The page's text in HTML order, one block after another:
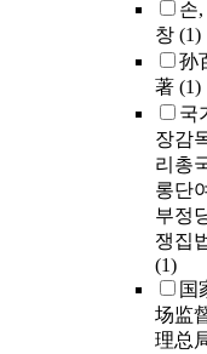
손,
창 (1)
孙
著 (1)
국
장감
리총
롱단
부정
쟁집
(1)
国
场监
理总